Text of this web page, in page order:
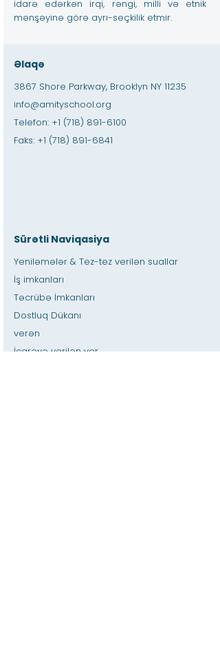
idarə edərkən irqi, rəngi, milli və etnik
mənşəyinə görə ayrı-seçkilik etmir.
Əlaqə
3867 Shore Parkway, Brooklyn NY 11235
info@amityschool.org
Telefon: +1 (718) 891-6100
Faks: +1 (718) 891-6841
Sürətli Naviqasiya
Yeniləmələr & Tez-tez verilən suallar
İş imkanları
Təcrübə İmkanları
Dostluq Dükanı
verən
İcarəyə verilən yer